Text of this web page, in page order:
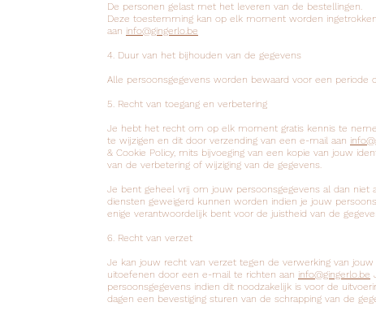
De personen gelast met het leveren van de bestellingen.
Deze toestemming kan op elk moment worden
aan info@gingerlo.be
4. Duur van het bijhouden van de gegevens
Alle persoonsgegevens worden bewaard voor een
5. Recht van toegang en verbetering
Je hebt het recht om op elk moment gratis kennis te
te wijzigen en dit door verzending van een e-mail aan
& Cookie Policy, mits bijvoeging van een kopie van jouw
van de verbetering of wijziging van de gegevens.
Je bent geheel vrij om jouw persoonsgegevens al dan
diensten geweigerd kunnen worden indien je jouw
enige verantwoordelijk bent voor de juistheid van de
6. Recht van verzet
Je kan jouw recht van verzet tegen de verwerking van
uitoefenen door een e-mail te richten aan info@gingerlo.be
persoonsgegevens indien dit noodzakelijk is voor de
dagen een bevestiging sturen van de schrapping van de